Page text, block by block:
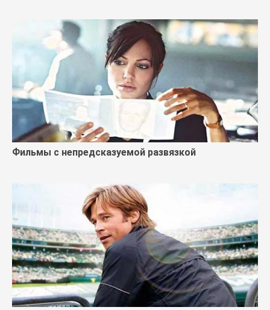
Фильмы с непредсказуемой развязкой